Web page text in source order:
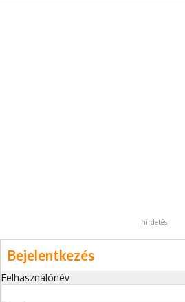
hirdetés
Bejelentkezés
Felhasználónév